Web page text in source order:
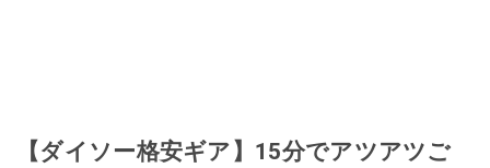
【ダイソー格安ギア】15分でアツアツご